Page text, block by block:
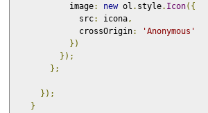
            image
: new ol . style. Icon({
              src
: icona,
              crossOrigin
:
'Anonymous'
})
});
};
});
}